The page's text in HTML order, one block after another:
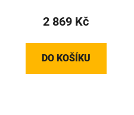
2 869 Kč
DO KOŠÍKU